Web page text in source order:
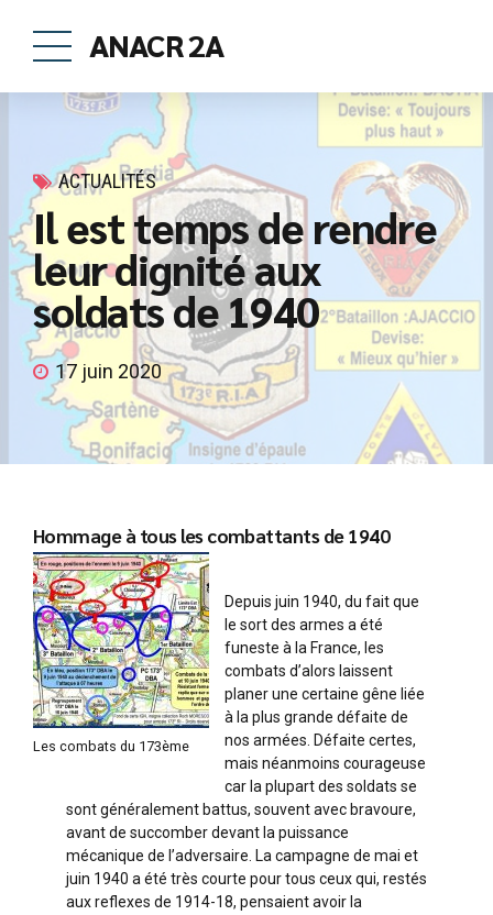
ANACR 2A
ACTUALITÉS
Il est temps de rendre
leur dignité aux
soldats de 1940
17 juin 2020
Hommage à tous les combattants de 1940
Les combats du 173ème
Depuis juin 1940, du fait que
le sort des armes a été
funeste à la France, les
combats d’alors laissent
planer une certaine gêne liée
à la plus grande défaite de
nos armées. Défaite certes,
mais néanmoins courageuse
car la plupart des soldats se
sont généralement battus, souvent avec bravoure,
avant de succomber devant la puissance
mécanique de l’adversaire. La campagne de mai et
juin 1940 a été très courte pour tous ceux qui, restés
aux reflexes de 1914-18, pensaient avoir la